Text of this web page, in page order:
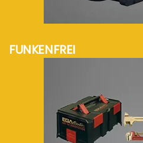
FUNKENFREI